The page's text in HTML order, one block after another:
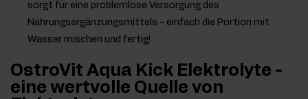
sorgt für eine problemlose Versorgung des
Nahrungsergänzungsmittels - einfach die Portion mit
Wasser mischen und fertig!
OstroVit Aqua Kick Elektrolyte -
eine wertvolle Quelle von